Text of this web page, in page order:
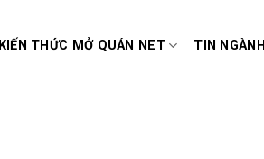
KIẾN THỨC MỞ QUÁN NET TIN NGÀNH